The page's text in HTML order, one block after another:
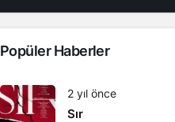
Popüler Haberler
2 yıl önce
Sır